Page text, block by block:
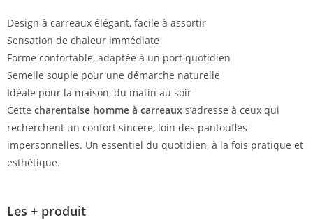
Design à carreaux élégant, facile à assortir
Sensation de chaleur immédiate
Forme confortable, adaptée à un port quotidien
Semelle souple pour une démarche naturelle
Idéale pour la maison, du matin au soir
Cette charentaise homme à carreaux s’adresse à ceux qui
recherchent un confort sincère, loin des pantoufles
impersonnelles. Un essentiel du quotidien, à la fois pratique et
esthétique.
Les + produit